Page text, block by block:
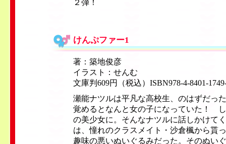
２弾！
けんぷファー1
著：築地俊彦
イラスト：せんむ
文庫判609円（税込）ISBN978-4-8401-
瀬能ナツルは平凡な高校生、のはずだっ
覚めるとなんと女の子になっていた！
の美少女に。そんなナツルに話しかけて
は、憧れのクラスメイト・沙倉楓から貰
趣味の悪いぬいぐるみだった。そのぬい